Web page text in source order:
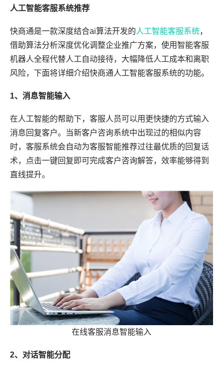
人工智能客服系统推荐
快商通是一款深度结合ai算法开发的人工智能客服系统，
借助算法分析深度优化调整企业推广方案，使用智能客服
机器人全程代替人工自动接待，大幅降低人工成本和离职
风险，下面将详细介绍快商通人工智能客服系统的功能。
1、消息智能输入
在人工智能的帮助下，客服人员可以用更快捷的方式输入
消息回复客户。当新客户咨询系统中出现过的相似内容
时，客服系统会自动为客服智能推荐过往最优质的回复话
术，点击一键回复即可完成客户咨询解答，效率能够得到
直线提升。
在线客服消息智能输入
2、对话智能分配